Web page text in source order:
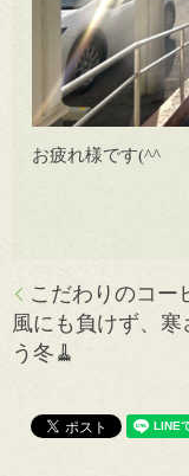
お疲れ様です(^^ゞ
こだわりのコー
風にも負けず、
う冬🧹